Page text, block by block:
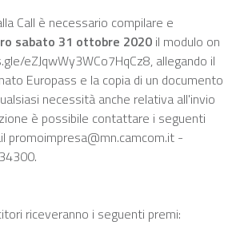
Call è necessario compilare e
sabato 31 ottobre 2020 il modulo on
eZJqwWy3WCo7HqCz8, allegando il
Europass e la copia di un documento
necessità anche relativa all'invio
è possibile contattare i seguenti
promoimpresa@mn.camcom.it -
riceveranno i seguenti premi: